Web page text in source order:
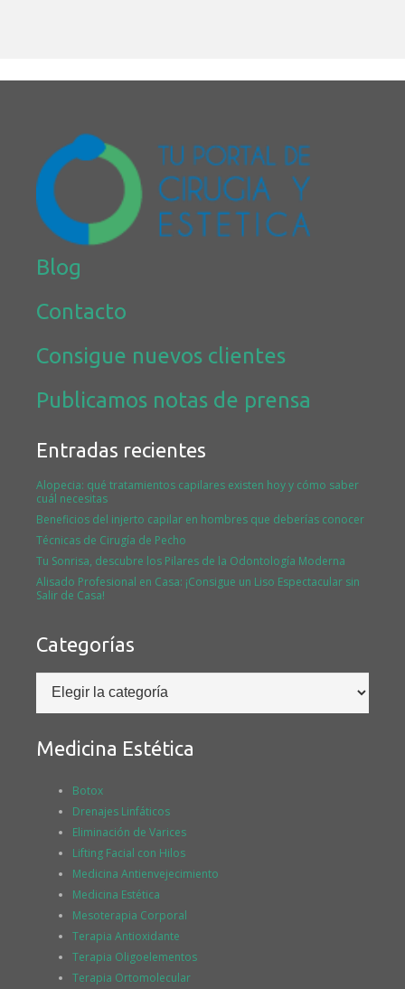
Blog
Contacto
Consigue nuevos clientes
Publicamos notas de prensa
Entradas recientes
Alopecia: qué tratamientos capilares existen hoy y cómo saber
cuál necesitas
Beneficios del injerto capilar en hombres que deberías conocer
Técnicas de Cirugía de Pecho
Tu Sonrisa, descubre los Pilares de la Odontología Moderna
Alisado Profesional en Casa: ¡Consigue un Liso Espectacular sin
Salir de Casa!
Categorías
Categorías
Medicina Estética
Botox
Drenajes Linfáticos
Eliminación de Varices
Lifting Facial con Hilos
Medicina Antienvejecimiento
Medicina Estética
Mesoterapia Corporal
Terapia Antioxidante
Terapia Oligoelementos
Terapia Ortomolecular